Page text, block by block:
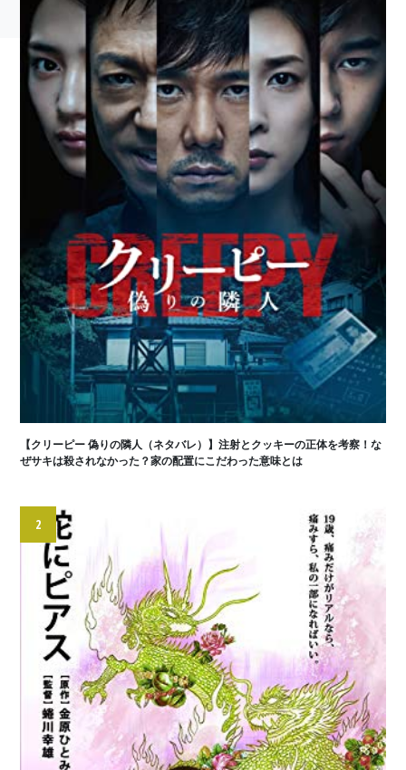
【クリーピー 偽りの隣人（ネタバレ）】注射とクッキーの正体を考察！な
ぜサキは殺されなかった？家の配置にこだわった意味とは
2